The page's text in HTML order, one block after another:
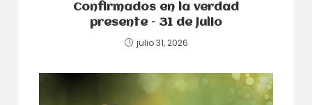
Confirmados en la verdad
presente – 31 de julio
julio 31, 2026